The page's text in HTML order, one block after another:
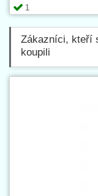
1
Zákazníci, kteří
koupili